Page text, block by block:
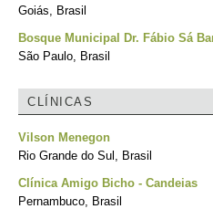
Goiás, Brasil
Bosque Municipal Dr. Fábio Sá
São Paulo, Brasil
CLÍNICAS
Vilson Menegon
Rio Grande do Sul, Brasil
Clínica Amigo Bicho - Candeias
Pernambuco, Brasil